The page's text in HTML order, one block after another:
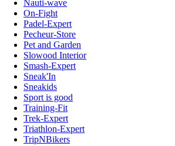
Nauti-wave
On-Fight
Padel-Expert
Pecheur-Store
Pet and Garden
Slowood Interior
Smash-Expert
Sneak'In
Sneakids
Sport is good
Training-Fit
Trek-Expert
Triathlon-Expert
TripNBikers